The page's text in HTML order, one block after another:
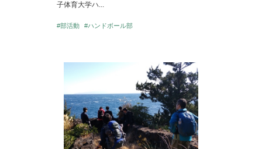
子体育大学ハ...
#部活動 #ハンドボール部